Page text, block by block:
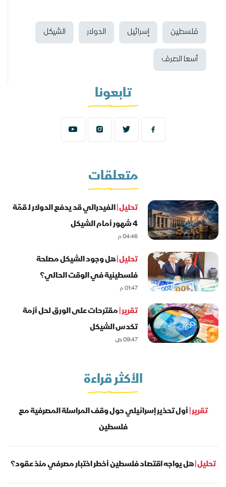
فلسطين إسرائيل الدولار الشيكل
أسعا الصرف
تابعونا
متعلقات
تحليل |الفيدرالي قد يدفع الدولار لـ قمّة
4 شهور أمام الشيكل
04:46 م
تحليل |هل وجود الشيكل مصلحة
فلسطينية في الوقت الحالي؟
01:47 م
تقرير |مقترحات على الورق لحل أزمة
تكدس الشيكل
09:47 ص
الأكثر قراءة
تقرير |أول تحذير إسرائيلي حول وقف المراسلة المصرفية مع
فلسطين
تحليل |هل يواجه اقتصاد فلسطين أخطر اختبار مصرفي منذ عقود؟